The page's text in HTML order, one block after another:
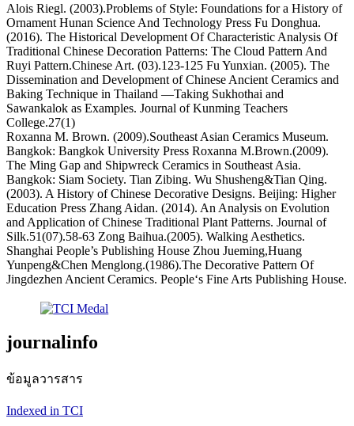
Alois Riegl. (2003).Problems of Style: Foundations for a History of
Ornament Hunan Science And Technology Press Fu Donghua.
(2016). The Historical Development Of Characteristic Analysis Of
Traditional Chinese Decoration Patterns: The Cloud Pattern And
Ruyi Pattern.Chinese Art. (03).123-125 Fu Yunxian. (2005). The
Dissemination and Development of Chinese Ancient Ceramics and
Baking Technique in Thailand —Taking Sukhothai and
Sawankalok as Examples. Journal of Kunming Teachers
College.27(1)
Roxanna M. Brown. (2009).Southeast Asian Ceramics Museum.
Bangkok: Bangkok University Press Roxanna M.Brown.(2009).
The Ming Gap and Shipwreck Ceramics in Southeast Asia.
Bangkok: Siam Society. Tian Zibing. Wu Shusheng&Tian Qing.
(2003). A History of Chinese Decorative Designs. Beijing: Higher
Education Press Zhang Aidan. (2014). An Analysis on Evolution
and Application of Chinese Traditional Plant Patterns. Journal of
Silk.51(07).58-63 Zong Baihua.(2005). Walking Aesthetics.
Shanghai People’s Publishing House Zhou Jueming,Huang
Yunpeng&Chen Menglong.(1986).The Decorative Pattern Of
Jingdezhen Ancient Ceramics. People‘s Fine Arts Publishing House.
journalinfo
ข้อมูลวารสาร
Indexed in TCI